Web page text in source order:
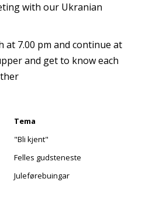
with our Ukranian
at 7.00 pm and continue at
and get to know each
Tema
"Bli kjent"
Felles gudsteneste
Juleførebuingar